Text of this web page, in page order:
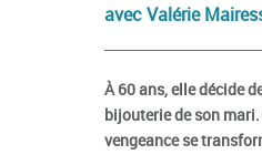
avec Valérie
À 60 ans, elle décide
bijouterie de son
vengeance se